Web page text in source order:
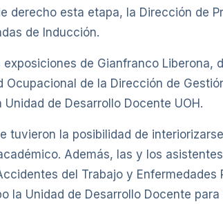
derecho esta etapa, la Dirección de
de Inducción.
de Gianfranco Liberona,
de la Dirección de
de Desarrollo Docente UOH.
la posibilidad de
Además, las y los
del Trabajo y Enfermedades
Unidad de Desarrollo Docente